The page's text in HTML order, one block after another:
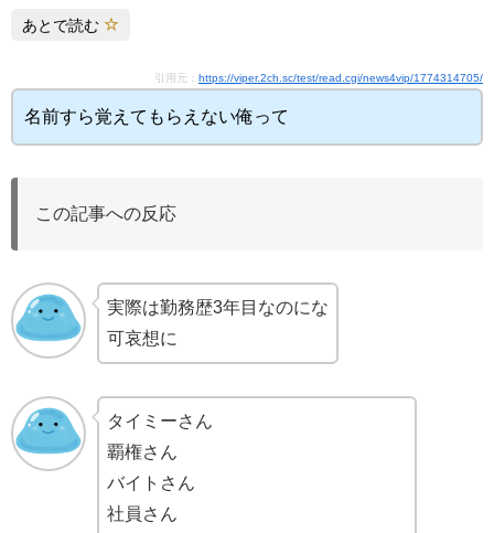
あとで読む
引用元： https://viper.2ch.sc/test/read.cgi/news4vip/1774314705/
名前すら覚えてもらえない俺って
この記事への反応
実際は勤務歴3年目なのにな
可哀想に
タイミーさん
覇権さん
バイトさん
社員さん